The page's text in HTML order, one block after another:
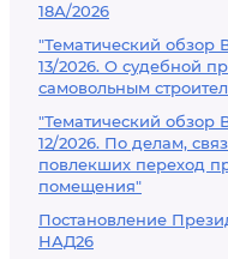
18А/2026
"Тематический обзор
13/2026. О судебной
самовольным
"Тематический обзор
12/2026. По делам,
повлекших переход
помещения"
Постановление
НАД26